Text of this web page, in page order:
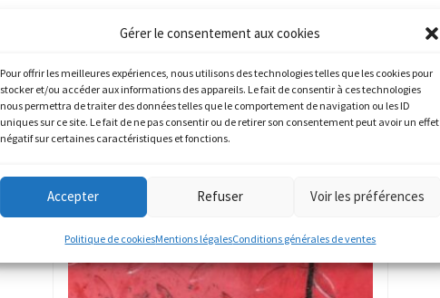
Gérer le consentement aux cookies
Pour offrir les meilleures expériences, nous utilisons des technologies telles que les cookies pour
stocker et/ou accéder aux informations des appareils. Le fait de consentir à ces technologies
nous permettra de traiter des données telles que le comportement de navigation ou les ID
uniques sur ce site. Le fait de ne pas consentir ou de retirer son consentement peut avoir un effet
négatif sur certaines caractéristiques et fonctions.
Accepter Refuser Voir les préférences
Politique de cookiesMentions légalesConditions générales de ventes